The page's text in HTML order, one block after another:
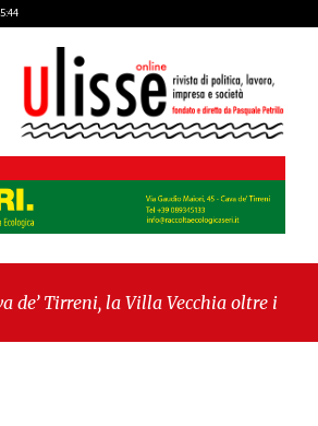
la Villa Vecchia oltre i vandali: il